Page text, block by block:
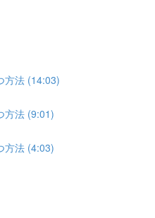
方法 (14:03)
方法 (9:01)
方法 (4:03)